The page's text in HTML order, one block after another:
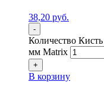
38,20 руб.
-
Количество
мм Matrix
+
В корзину